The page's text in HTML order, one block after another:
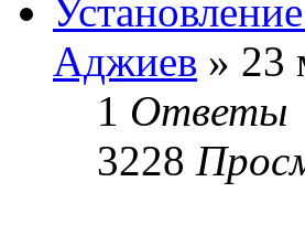
Аджиев » 23
1 Ответы
3228